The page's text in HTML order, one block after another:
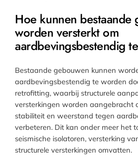
Hoe kunnen bestaande
worden versterkt om
aardbevingsbestendig
Bestaande gebouwen kunnen
aardbevingsbestendig te worden
retrofitting, waarbij structurele
versterkingen worden aangebracht
stabiliteit en weerstand tegen
verbeteren. Dit kan onder meer het
seismische isolatoren, versterking
structurele versterkingen omvatten.